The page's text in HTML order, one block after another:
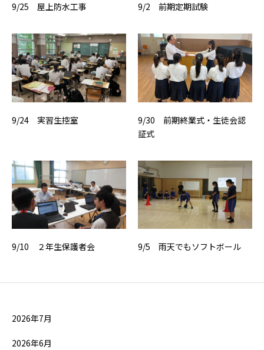
9/25 屋上防水工事 9/2 前期定期試験
9/24 実習生控室
9/30 前期終業式・生徒会認
証式
9/10 ２年生保護者会 9/5 雨天でもソフトボール
2026年7月
2026年6月